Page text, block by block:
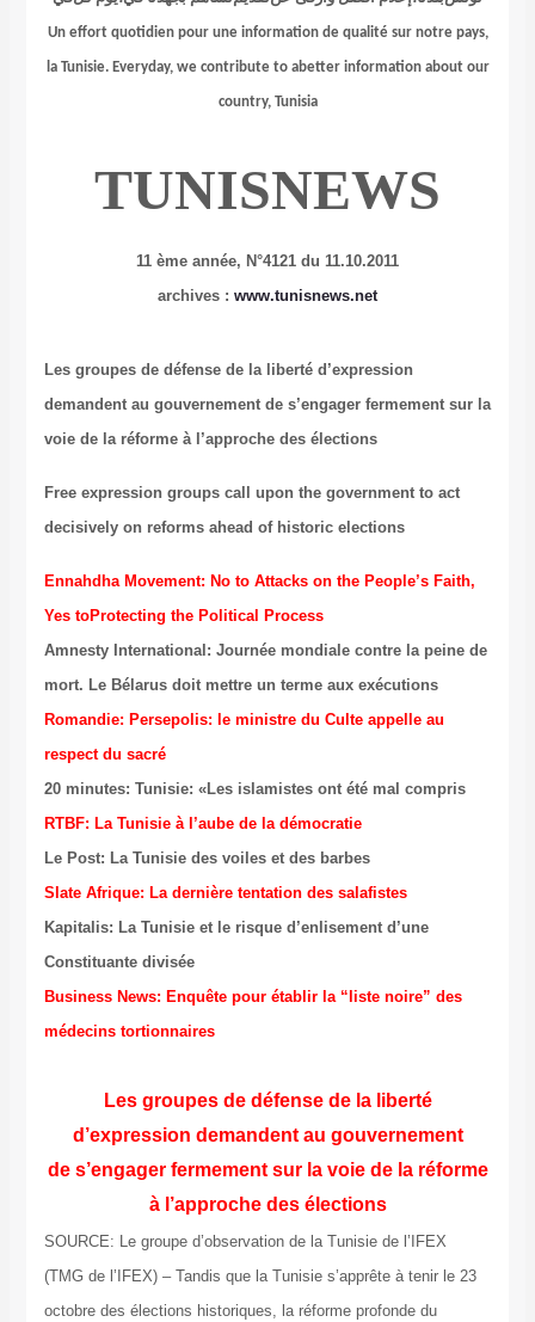
Un effort quotidien pour une information de qualité sur notre pays,
la Tunisie. Everyday, we contribute to abetter information about our
country, Tunisia
TUNISNEWS
11 ème année, N°4121 du 11.10.2011
archives : www.tunisnews.net
Les groupes de défense de la liberté d’expression
demandent au gouvernement de s’engager fermement sur la
voie de la réforme à l’approche des élections
Free expression groups call upon the government to act
decisively on reforms ahead of historic elections
Ennahdha Movement: No to Attacks on the People’s Faith,
Yes toProtecting the Political Process
Amnesty International: Journée mondiale contre la peine de
mort. Le Bélarus doit mettre un terme aux exécutions
Romandie: Persepolis: le ministre du Culte appelle au
respect du sacré
20 minutes: Tunisie: «Les islamistes ont été mal compris
RTBF: La Tunisie à l’aube de la démocratie
Le Post: La Tunisie des voiles et des barbes
Slate Afrique: La dernière tentation des salafistes
Kapitalis: La Tunisie et le risque d’enlisement d’une
Constituante divisée
Business News: Enquête pour établir la “liste noire” des
médecins tortionnaires
Les groupes de défense de la liberté
d’expression demandent au gouvernement
de s’engager fermement sur la voie de la réforme
à l’approche des élections
SOURCE: Le groupe d’observation de la Tunisie de l’IFEX
(TMG de l’IFEX) – Tandis que la Tunisie s’apprête à tenir le 23
octobre des élections historiques, la réforme profonde du